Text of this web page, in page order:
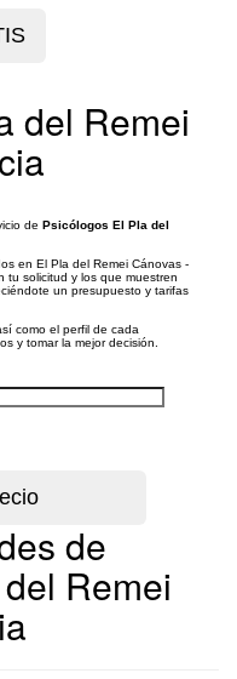
del Remei
de Psicólogos El Pla del
en El Pla del Remei Cánovas -
tu solicitud y los que muestren
un presupuesto y tarifas
como el perfil de cada
y tomar la mejor decisión.
de
Remei